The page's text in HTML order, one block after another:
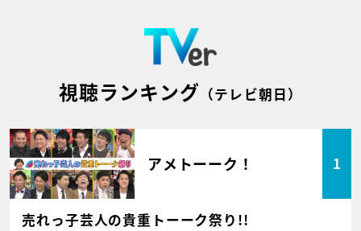
視聴ランキング （テレビ朝日）
アメトーーク！ 1
売れっ子芸人の貴重トーーク祭り!!